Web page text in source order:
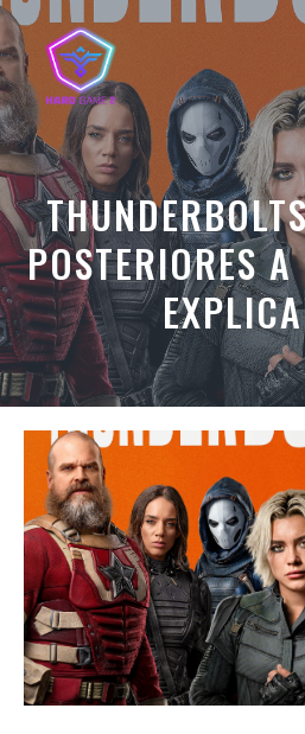
Saltar
al
contenido
POSTERIORES